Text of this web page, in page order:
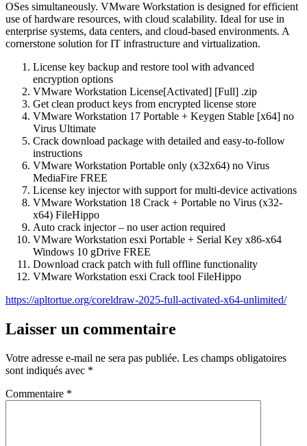
OSes simultaneously. VMware Workstation is designed for efficient
use of hardware resources, with cloud scalability. Ideal for use in
enterprise systems, data centers, and cloud-based environments. A
cornerstone solution for IT infrastructure and virtualization.
License key backup and restore tool with advanced
encryption options
VMware Workstation License[Activated] [Full] .zip
Get clean product keys from encrypted license store
VMware Workstation 17 Portable + Keygen Stable [x64] no
Virus Ultimate
Crack download package with detailed and easy-to-follow
instructions
VMware Workstation Portable only (x32x64) no Virus
MediaFire FREE
License key injector with support for multi-device activations
VMware Workstation 18 Crack + Portable no Virus (x32-
x64) FileHippo
Auto crack injector – no user action required
VMware Workstation esxi Portable + Serial Key x86-x64
Windows 10 gDrive FREE
Download crack patch with full offline functionality
VMware Workstation esxi Crack tool FileHippo
https://apltortue.org/coreldraw-2025-full-activated-x64-unlimited/
Laisser un commentaire
Votre adresse e-mail ne sera pas publiée. Les champs obligatoires
sont indiqués avec *
Commentaire *